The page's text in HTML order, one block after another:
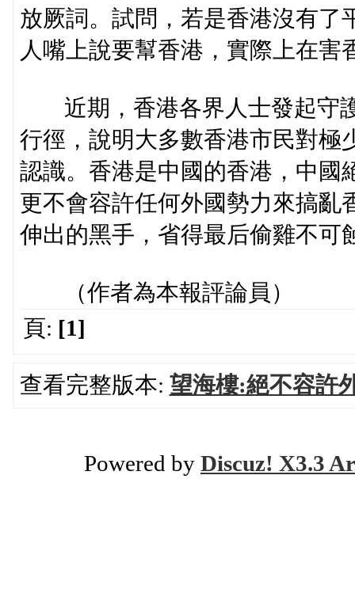
放厥詞。試問，若是香港沒有了
人嘴上說要幫香港，實際上在
近期，香港各界人士發起守
行徑，說明大多數香港市民對極
認識。香港是中國的香港，中國
更不會容許任何外國勢力來搞亂
伸出的黑手，省得最后偷雞不可
（作者為本報評論員）
頁: [1]
查看完整版本: 望海樓:絕不容許
Powered by Discuz! X3.3